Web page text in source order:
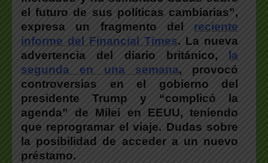
el futuro de sus políticas cambiarias”,
expresa un fragmento del reciente
informe del Financial Times. La nueva
advertencia del diario británico, la
segunda en una semana, provocó
controversias en el gobierno del
presidente Trump y “complicó la
agenda” de Milei en EEUU, teniendo
que reprogramar el viaje. Dudas sobre
la posibilidad de acceder a un nuevo
préstamo.